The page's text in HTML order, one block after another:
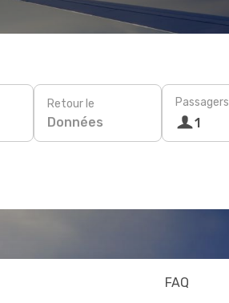
Retour le
Données
Passagers
1
FAQ